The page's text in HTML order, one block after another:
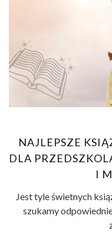
NAJLEPSZE
DLA
I
Jest tyle świetnych
szukamy